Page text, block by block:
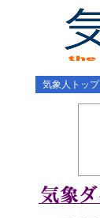
気象人トップ